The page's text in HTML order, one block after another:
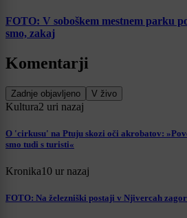
FOTO: V soboškem mestnem parku
smo, zakaj
Komentarji
Zadnje objavljeno V živo
Kultura2 uri nazaj
O 'cirkusu' na Ptuju skozi oči akrobatov:
smo tudi s turisti«
Kronika10 ur nazaj
FOTO: Na železniški postaji v Njivercah